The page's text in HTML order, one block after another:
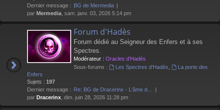
Dernier message :
BG de Mermedia
par Mermedia , sam. janv. 03, 2026 5:14 pm
Forum d'Hadès
Forum dédié au Seigneur des Enfers et à ses
Spectres.
Modérateur : Oracles d'Hadès
Sous-forums :
Les Spectres d'Hadès
La porte des
Enfers
Sujets : 197
Dernier message :
Re: BG de Dracerinx - L'âme d…
par Dracerinx , dim. juin 28, 2026 11:28 pm